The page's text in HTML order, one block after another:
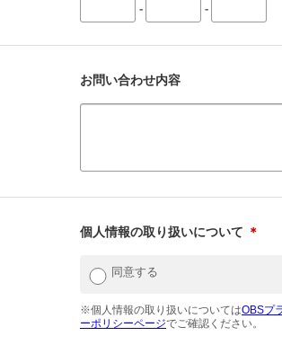
- -
お問い合わせ内容
個人情報の取り扱いについて ＊
同意する
※個人情報の取り扱いについてはOBSプ
ーポリシーページでご確認ください。